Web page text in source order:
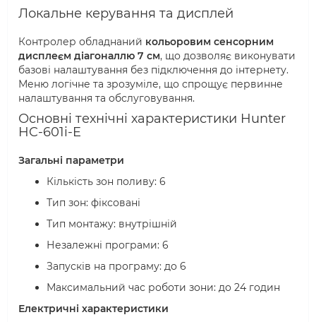
Локальне керування та дисплей
Контролер обладнаний кольоровим сенсорним
дисплеєм діагоналлю 7 см, що дозволяє виконувати
базові налаштування без підключення до інтернету.
Меню логічне та зрозуміле, що спрощує первинне
налаштування та обслуговування.
Основні технічні характеристики Hunter
HC-601i-E
Загальні параметри
Кількість зон поливу: 6
Тип зон: фіксовані
Тип монтажу: внутрішній
Незалежні програми: 6
Запусків на програму: до 6
Максимальний час роботи зони: до 24 годин
Електричні характеристики